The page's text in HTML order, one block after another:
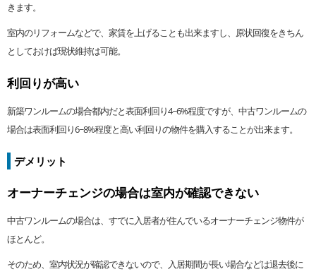
きます。
室内のリフォームなどで、家賃を上げることも出来ますし、原状回復をきちん
としておけば現状維持は可能。
利回りが高い
新築ワンルームの場合都内だと表面利回り4~6%程度ですが、中古ワンルームの
場合は表面利回り6~8%程度と高い利回りの物件を購入することが出来ます。
デメリット
オーナーチェンジの場合は室内が確認できない
中古ワンルームの場合は、すでに入居者が住んでいるオーナーチェンジ物件が
ほとんど。
そのため、室内状況が確認できないので、入居期間が長い場合などは退去後に